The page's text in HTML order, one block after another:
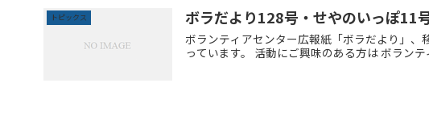
トピックス ボラだより128号・せやのいっぽ11
ボランティアセンター広報紙「ボラだより」
っています。 活動にご興味のある方は ボラン